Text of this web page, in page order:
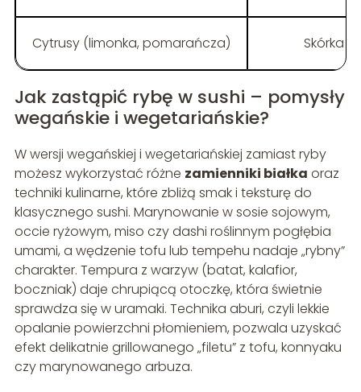
Cytrusy (limonka, pomarańcza) Skórka
Jak zastąpić rybę w sushi – pomysły
wegańskie i wegetariańskie?
W wersji wegańskiej i wegetariańskiej zamiast ryby
możesz wykorzystać różne zamienniki białka oraz
techniki kulinarne, które zbliżą smak i teksturę do
klasycznego sushi. Marynowanie w sosie sojowym,
occie ryżowym, miso czy dashi roślinnym pogłębia
umami, a wędzenie tofu lub tempehu nadaje „rybny”
charakter. Tempura z warzyw (batat, kalafior,
boczniak) daje chrupiącą otoczkę, która świetnie
sprawdza się w uramaki. Technika aburi, czyli lekkie
opalanie powierzchni płomieniem, pozwala uzyskać
efekt delikatnie grillowanego „filetu” z tofu, konnyaku
czy marynowanego arbuza.